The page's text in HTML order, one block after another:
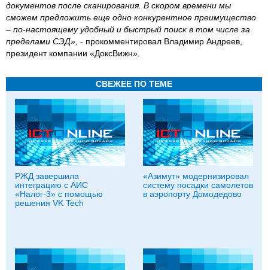
документов после сканирования. В скором времени мы
сможем предложить еще одно конкурентное преимущество
– по-настоящему удобный и быстрый поиск в том числе за
пределами СЭД», - прокомментировал Владимир Андреев,
президент компании «ДоксВижн».
СВЕЖЕЕ ПО ТЕМЕ
РЖД завершила
интеграцию с АИС
«Налог-3» с помощью
решения VK Tech
«Азимут» модернизировал
систему посадки самолетов
в аэропорту Домодедово